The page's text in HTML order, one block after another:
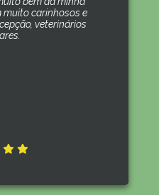
carinhosos e
veterinários